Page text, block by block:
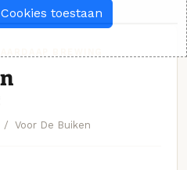
Voor De Buiken
Cookies toestaan